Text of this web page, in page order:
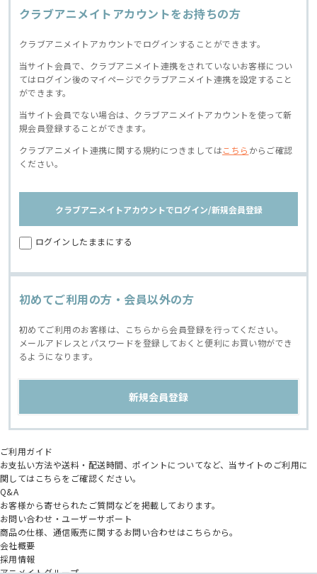
クラブアニメイトアカウントをお持ちの方
クラブアニメイトアカウントでログインすることができます。
当サイト会員で、クラブアニメイト連携をされていないお客様につい
てはログイン後のマイページでクラブアニメイト連携を設定すること
ができます。
当サイト会員でない場合は、クラブアニメイトアカウントを使って新
規会員登録することができます。
クラブアニメイト連携に関する規約につきましてはこちら からご確認
ください。
クラブアニメイトアカウントでログイン/新規会員登録
ログインしたままにする
初めてご利用の方・会員以外の方
初めてご利用のお客様は、こちらから会員登録を行ってください。
メールアドレスとパスワードを登録しておくと便利にお買い物ができ
るようになります。
ご利用ガイド
お支払い方法や送料・配送時間、ポイントについてなど、当サイトのご利用に
関してはこちらをご確認ください。
Q&A
お客様から寄せられたご質問などを掲載しております。
お問い合わせ・ユーザーサポート
商品の仕様、通信販売に関するお問い合わせはこちらから。
会社概要
採用情報